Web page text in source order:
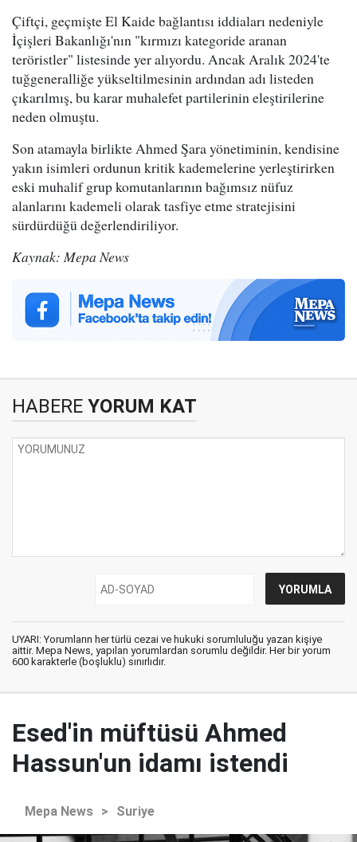
Çiftçi, geçmişte El Kaide bağlantısı iddiaları nedeniyle
İçişleri Bakanlığı'nın "kırmızı kategoride aranan
teröristler" listesinde yer alıyordu. Ancak Aralık 2024'te
tuğgeneralliğe yükseltilmesinin ardından adı listeden
çıkarılmış, bu karar muhalefet partilerinin eleştirilerine
neden olmuştu.
Son atamayla birlikte Ahmed Şara yönetiminin, kendisine
yakın isimleri ordunun kritik kademelerine yerleştirirken
eski muhalif grup komutanlarının bağımsız nüfuz
alanlarını kademeli olarak tasfiye etme stratejisini
sürdürdüğü değerlendiriliyor.
Kaynak: Mepa News
HABERE YORUM KAT
UYARI: Yorumların her türlü cezai ve hukuki sorumluluğu yazan kişiye
aittir. Mepa News, yapılan yorumlardan sorumlu değildir. Her bir yorum
600 karakterle (boşluklu) sınırlıdır.
Esed'in müftüsü Ahmed
Hassun'un idamı istendi
Mepa News > Suriye